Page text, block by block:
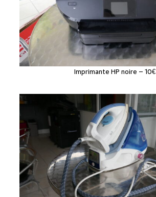
Imprimante HP noire – 10€